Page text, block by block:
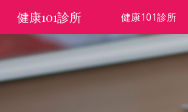
健康101診所 健康101診所